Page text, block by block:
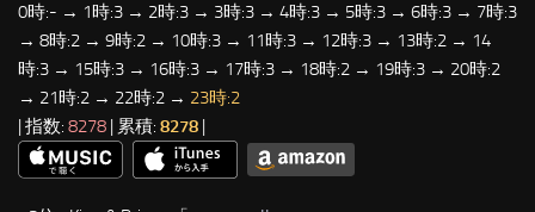
0時:- → 1時:3 → 2時:3 → 3時:3 → 4時:3 → 5時:3 → 6時:3 → 7時:3
→ 8時:2 → 9時:2 → 10時:3 → 11時:3 → 12時:3 → 13時:2 → 14
時:3 → 15時:3 → 16時:3 → 17時:3 → 18時:2 → 19時:3 → 20時:2
→ 21時:2 → 22時:2 → 23時:2
| 指数: 8278 | 累積: 8278 |